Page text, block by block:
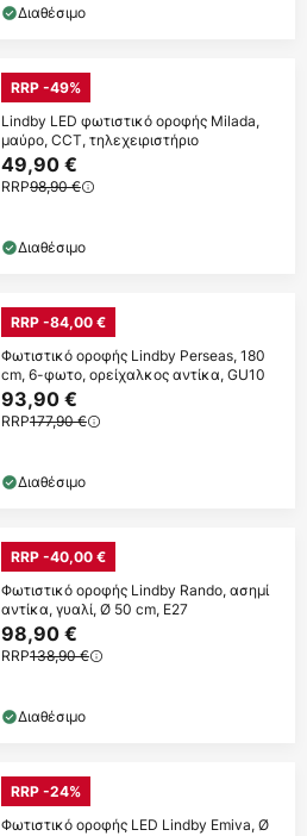
Διαθέσιμο
RRP -49%
Lindby LED φωτιστικό οροφής Milada,
μαύρο, CCT, τηλεχειριστήριο
49,90 €
RRP98,90 €
Διαθέσιμο
RRP -84,00 €
Φωτιστικό οροφής Lindby Perseas, 180
cm, 6-φωτο, ορείχαλκος αντίκα, GU10
93,90 €
RRP177,90 €
Διαθέσιμο
RRP -40,00 €
Φωτιστικό οροφής Lindby Rando, ασημί
αντίκα, γυαλί, Ø 50 cm, E27
98,90 €
RRP138,90 €
Διαθέσιμο
RRP -24%
Φωτιστικό οροφής LED Lindby Emiva, Ø